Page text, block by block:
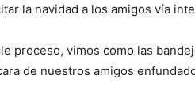
la navidad a los amigos vía
proceso, vimos como las
de nuestros amigos